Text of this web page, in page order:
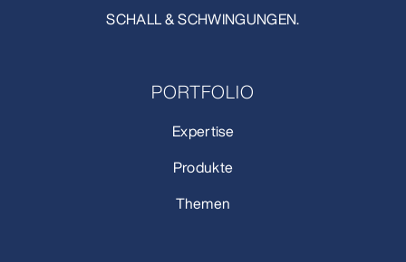
SCHALL & SCHWINGUNGEN.
PORTFOLIO
Expertise
Produkte
Themen